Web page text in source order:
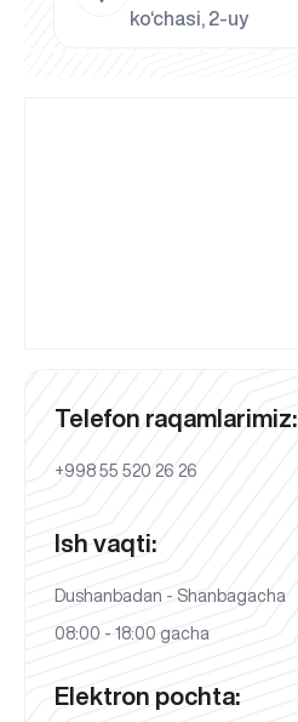
ko‘chasi, 2-uy
Telefon raqamlarimiz:
+998 55 520 26 26
Ish vaqti:
Dushanbadan - Shanbagacha
08:00 - 18:00 gacha
Elektron pochta: